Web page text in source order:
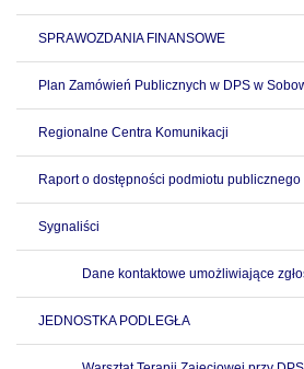
SPRAWOZDANIA FINANSOWE
Plan Zamówień Publicznych w DPS w
Regionalne Centra Komunikacji
Raport o dostępności podmiotu publicznego
Sygnaliści
Dane kontaktowe umożliwiające
JEDNOSTKA PODLEGŁA